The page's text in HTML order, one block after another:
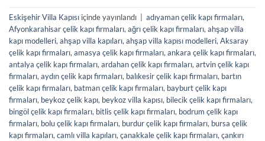
Eskişehir Villa Kapısı içinde yayınlandı adıyaman çelik kapı firmaları,
Afyonkarahisar çelik kapı firmaları,ağrı çelik kapı firmaları,ahşap villa
kapı modelleri,ahşap villa kapıları,ahşap villa kapısı modelleri,Aksaray
çelik kapı firmaları,amasya çelik kapı firmaları,ankara çelik kapı firmaları,
antalya çelik kapı firmaları,ardahan çelik kapı firmaları,artvin çelik kapı
firmaları,aydın çelik kapı firmaları, balıkesir çelik kapı firmaları, bartın
çelik kapı firmaları, batman çelik kapı firmaları, bayburt çelik kapı
firmaları, beykoz çelik kapı, beykoz villa kapısı, bilecik çelik kapı firmaları,
bingöl çelik kapı firmaları, bitlis çelik kapı firmaları, bodrum çelik kapı
firmaları, bolu çelik kapı firmaları, burdur çelik kapı firmaları, bursa çelik
kapı firmaları,camlı villa kapıları,çanakkale çelik kapı firmaları,çankırı